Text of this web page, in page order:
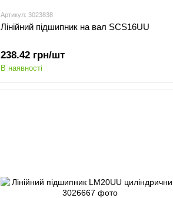
Артикул: 3023838
Лінійний підшипник на вал SCS16UU
238.42 грн/шт
В наявності